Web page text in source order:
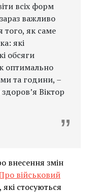
всіх форм
важливо
того, як саме
які
обсяги
оптимально
та години, –
Віктор
внесення змін
військовий
, які стосуються